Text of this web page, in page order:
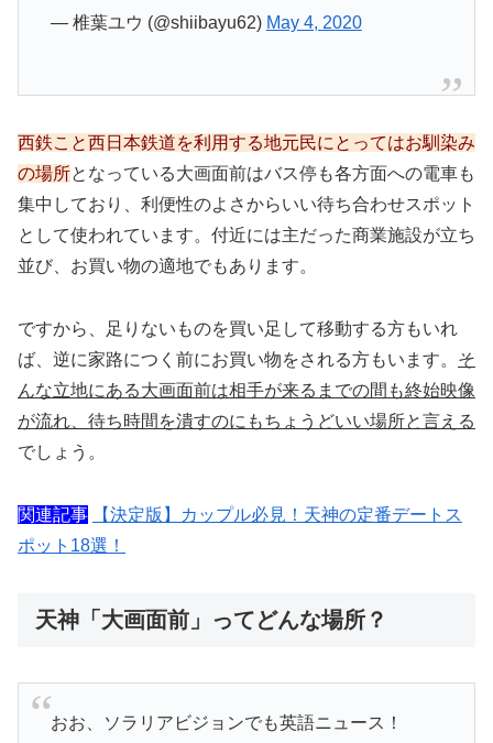
— 椎葉ユウ (@shiibayu62) May 4, 2020
西鉄こと西日本鉄道を利用する地元民にとってはお馴染み
の場所となっている大画面前はバス停も各方面への電車も
集中しており、利便性のよさからいい待ち合わせスポット
として使われています。付近には主だった商業施設が立ち
並び、お買い物の適地でもあります。
ですから、足りないものを買い足して移動する方もいれ
ば、逆に家路につく前にお買い物をされる方もいます。 そ
んな立地にある大画面前は相手が来るまでの間も終始映像
が流れ、待ち時間を潰すのにもちょうどいい場所と言える
でしょう。
関連記事
【決定版】カップル必見！天神の定番デートス
ポット18選！
天神「大画面前」ってどんな場所？
おお、ソラリアビジョンでも英語ニュース！